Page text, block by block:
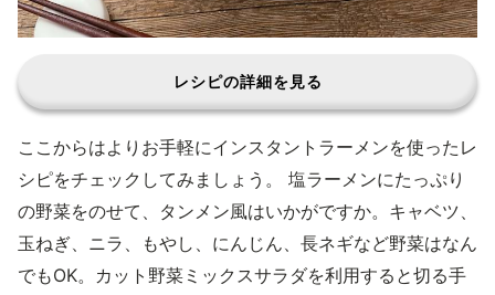
レシピの詳細を見る
ここからはよりお手軽にインスタントラーメンを使ったレ
シピをチェックしてみましょう。 塩ラーメンにたっぷり
の野菜をのせて、タンメン風はいかがですか。キャベツ、
玉ねぎ、ニラ、もやし、にんじん、長ネギなど野菜はなん
でもOK。カット野菜ミックスサラダを利用すると切る手